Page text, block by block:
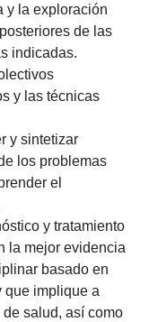
y la exploración
de las
indicadas.
y las técnicas
y sintetizar
los problemas
el
y tratamiento
la mejor evidencia
basado en
que implique a
salud, así como